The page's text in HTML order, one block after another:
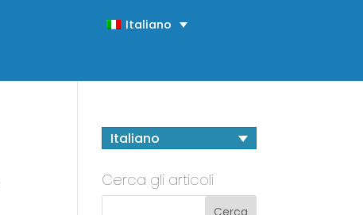
Italiano
Italiano
Cerca gli articoli